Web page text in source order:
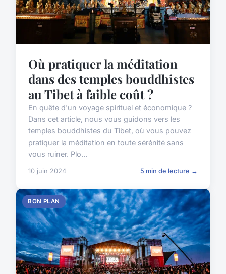
Où pratiquer la méditation
dans des temples bouddhistes
au Tibet à faible coût ?
En quête d'un voyage spirituel et économique ?
Dans cet article, nous vous guidons vers les
temples bouddhistes du Tibet, où vous pouvez
pratiquer la méditation en toute sérénité sans
vous ruiner. Plo...
10 juin 2024 5 min de lecture →
BON PLAN